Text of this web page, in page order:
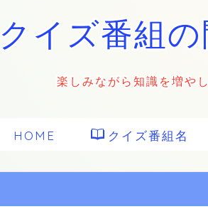
イズ番組
楽しみながら知識を増や
HOME クイズ番組名